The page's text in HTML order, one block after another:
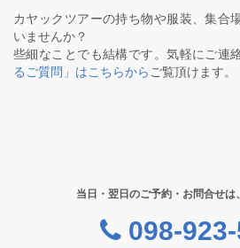
カヤックツアーの持ち物や服装、集合
いませんか？
些細なことでも結構です。気軽にご連
るご質問」はこちらから ご覧頂けます。
当日・翌日のご予約・お問合せは
098-